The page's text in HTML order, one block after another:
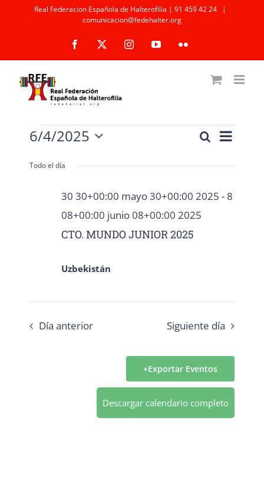
Real Federacion Española de Halterofilia | 91 459 42 24
|
comunicacion@fedehalter.org
Facebook InstagramYouTubeFlickr
Eventos
4
junio
04+00:00
2025
de
y
vistas
Buscar
vistas
Día
6/4/2025
la
Todo el día
CTO. MUNDO JUNIOR 2025
30 30+00:00 mayo 30+00:00 2025 - 8
08+00:00 junio 08+00:00 2025
Uzbekistán
Día anterior Siguiente día
Exportar Eventos
Descargar calendario completo